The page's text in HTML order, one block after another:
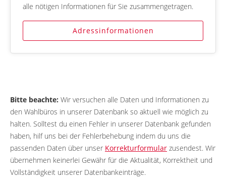
alle nötigen Informationen für Sie zusammengetragen.
Adressinformationen
Bitte beachte: Wir versuchen alle Daten und Informationen zu
den Wahlbüros in unserer Datenbank so aktuell wie möglich zu
halten. Solltest du einen Fehler in unserer Datenbank gefunden
haben, hilf uns bei der Fehlerbehebung indem du uns die
passenden Daten über unser Korrekturformular zusendest. Wir
übernehmen keinerlei Gewähr für die Aktualität, Korrektheit und
Vollständigkeit unserer Datenbankeinträge.